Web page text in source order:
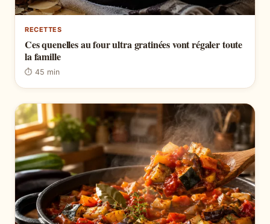
RECETTES
Ces quenelles au four ultra gratinées vont régaler toute
la famille
⏱ 45 min